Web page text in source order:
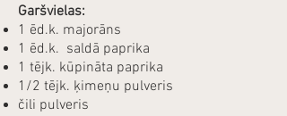
Garšvielas:
1 ēd.k. majorāns
1 ēd.k. saldā paprika
1 tējk. kūpināta paprika
1/2 tējk. ķimeņu pulveris
čili pulveris